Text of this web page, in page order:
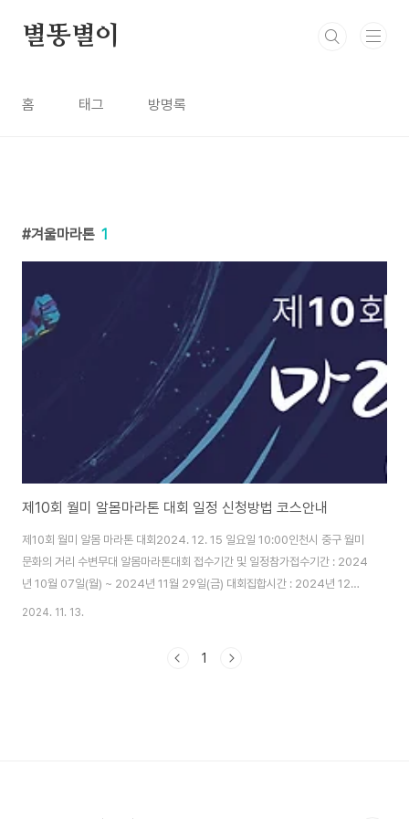
별똥별이
홈 태그 방명록
겨울마라톤 1
제10회 월미 알몸마라톤 대회 일정 신청방법 코스안내
제10회 월미 알몸 마라톤 대회2024. 12. 15 일요일 10:00인천시 중구 월미
문화의 거리 수변무대 알몸마라톤대회 접수기간 및 일정참가접수기간 : 2024
년 10월 07일(월) ~ 2024년 11월 29일(금) 대회집합시간 : 2024년 12월
15일(일) 09:00 대회장소 : 인천광역시 중구 월미문화의 거리 수변무대 대회
자 대회장 집결 (안내방송 시작), 참가자 장기자랑 09:10 ~ 09:25 식전 공
2024. 11. 13.
1